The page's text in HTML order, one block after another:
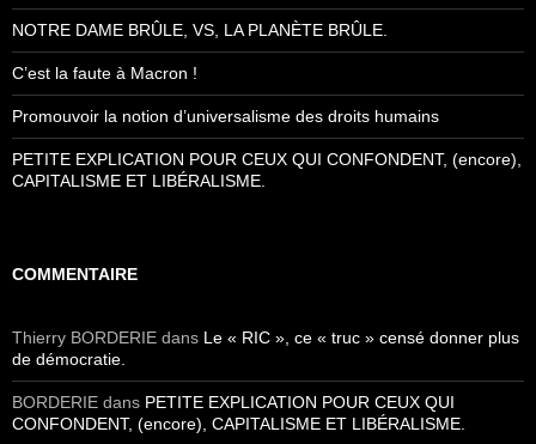
NOTRE DAME BRÛLE, VS, LA PLANÈTE BRÛLE.
C’est la faute à Macron !
Promouvoir la notion d’universalisme des droits humains
PETITE EXPLICATION POUR CEUX QUI CONFONDENT, (encore),
CAPITALISME ET LIBÉRALISME.
COMMENTAIRE
Thierry BORDERIE dans Le « RIC », ce « truc » censé donner plus
de démocratie.
BORDERIE dans PETITE EXPLICATION POUR CEUX QUI
CONFONDENT, (encore), CAPITALISME ET LIBÉRALISME.